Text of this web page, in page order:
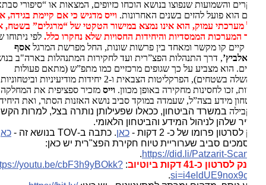
והשמועות שנפוצו בנושא הוכחו כזיופים, המצאות או “סיפורי סבתא”
הוא פועל להזים בשנים האחרונות.וייס מדגיש כי אם קיימת בגידה, או
עמוק, הוא אינו נמצא במישור הטקטי של “מרגלים” בשטח, אלא
המערכות הממסדיות והיחידות החסויות שלא נחקרו כלל.לפי ניתוחו של
קיים קו מקשר ומאחד בין פרשות שונות, החל מפרשת המרגלאסף
, דרך התנהלות הפצ”רית ועד לחקירות המתנהלות בארה"ב בנושא
הוא מצביע על כך שגופים מרכזיים כמו מתפ”ש (מתאם פעולות
הממשלה בשטחים), הפרקליטות הצבאית ו-2 יחידות מודיעיניות וביטחוניות
זכו לחסינות מחקירה באופן מכוון.וייסמזכיר ספציפית את המחלקה
מידע בצה”ל, שעמדה במוקד סביב נושא האזנות הסתר, ואת היחידה
במשרד הביטחון, ככאלו שפעילותן נותרה בצל, למרות הקשר
שלהן לניהול המידע והביטחון הלאומי.
פרומו של כ- 2 דקות -
כאן . כתבה ב-TOV בנושא זה - כאן .
סביב שערוריית טיוח חקירת הפצ"רית יש כאן:
https://did.li/Patzarit-
.
כ-41 דקות ביוטיוב
:
https://youtu.be/cbF3h9yBOkk?
.